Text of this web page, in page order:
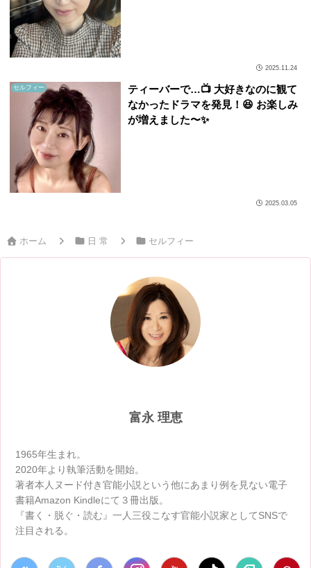
2025.11.24
セルフィー
ティーバーで…📺 大好きなのに観て
なかったドラマを発見！😆 お楽しみ
が増えました〜✨
2025.03.05
ホーム 日 常 セルフィー
富永 理恵
1965年生まれ。
2020年より執筆活動を開始。
著者本人ヌード付き官能小説という他にあまり例を見ない電子
書籍Amazon Kindleにて３冊出版。
『書く・脱ぐ・読む』一人三役こなす官能小説家としてSNSで
注目される。